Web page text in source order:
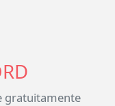
gratuitamente